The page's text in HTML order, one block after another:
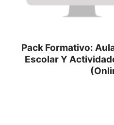
Pack Formativo:
Escolar Y